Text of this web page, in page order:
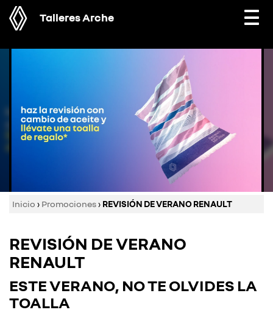
Talleres Arche
Inicio › Promociones› REVISIÓN DE VERANO RENAULT
REVISIÓN DE VERANO
RENAULT
ESTE VERANO, NO TE OLVIDES LA
TOALLA